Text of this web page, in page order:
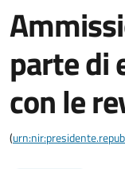
parte di
con le
(